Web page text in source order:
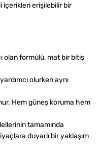
içerikleri erişilebilir bir
olan formülü, mat bir bitiş
olurken aynı
Hem güneş koruma hem
tamamında
duyarlı bir yaklaşım